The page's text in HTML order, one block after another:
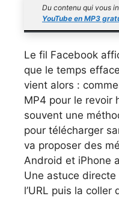
Du contenu qui vous
YouTube en MP3
Le fil Facebook
que le temps
vient alors :
MP4 pour le revoir
souvent une
pour télécharger
va proposer des
Android et iPhone
Une astuce
l’URL puis la